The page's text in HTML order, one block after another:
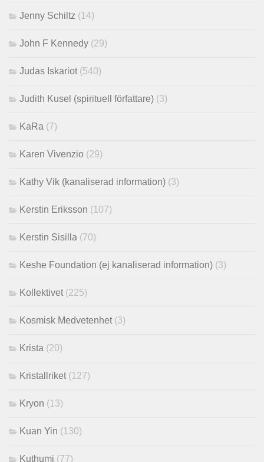
Jenny Schiltz (14)
John F Kennedy (29)
Judas Iskariot (540)
Judith Kusel (spirituell författare) (3)
KaRa (7)
Karen Vivenzio (29)
Kathy Vik (kanaliserad information) (3)
Kerstin Eriksson (107)
Kerstin Sisilla (70)
Keshe Foundation (ej kanaliserad information) (3)
Kollektivet (225)
Kosmisk Medvetenhet (3)
Krista (20)
Kristallriket (127)
Kryon (13)
Kuan Yin (130)
Kuthumi (77)